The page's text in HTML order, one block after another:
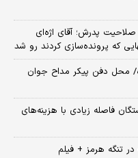
صلاحیت پدرش؛ آقای اژه‌ای
که پرونده‌سازی کردند رو شد
محل دفن پیکر مداح جوان
فاصله زیادی با هزینه‌های
تنگه هرمز + فیلم